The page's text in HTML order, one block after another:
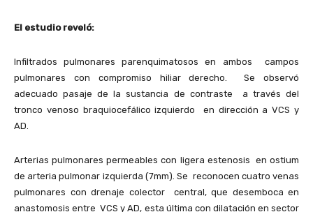
El estudio reveló:
Infiltrados pulmonares parenquimatosos en ambos campos
pulmonares con compromiso hiliar derecho. Se observó
adecuado pasaje de la sustancia de contraste a través del
tronco venoso braquiocefálico izquierdo en dirección a VCS y
AD.
Arterias pulmonares permeables con ligera estenosis en ostium
de arteria pulmonar izquierda (7mm). Se reconocen cuatro venas
pulmonares con drenaje colector central, que desemboca en
anastomosis entre VCS y AD, esta última con dilatación en sector